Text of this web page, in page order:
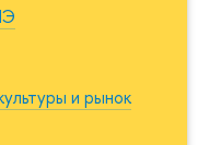
и рынок